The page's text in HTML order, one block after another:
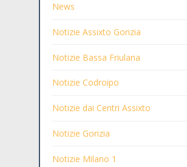
News
Notizie Assixto Gorizia
Notizie Bassa Friulana
Notizie Codroipo
Notizie dai Centri Assixto
Notizie Gorizia
Notizie Milano 1